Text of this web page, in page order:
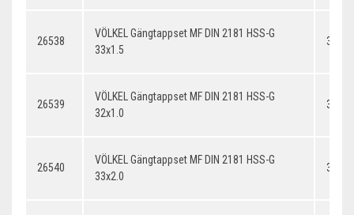
26538
VÖLKEL Gängtappset MF DIN 2181 HSS-G
33x1.5
26539
VÖLKEL Gängtappset MF DIN 2181 HSS-G
32x1.0
26540
VÖLKEL Gängtappset MF DIN 2181 HSS-G
33x2.0